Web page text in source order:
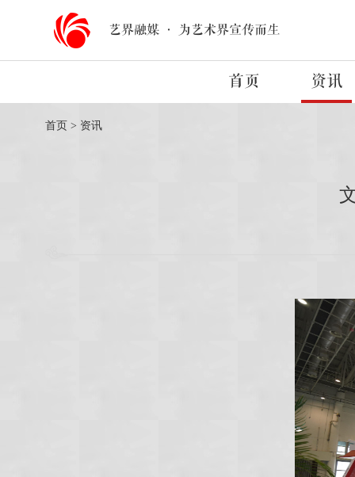
艺界融媒 · 为艺术界宣传而生
首页 资讯
首页 > 资讯